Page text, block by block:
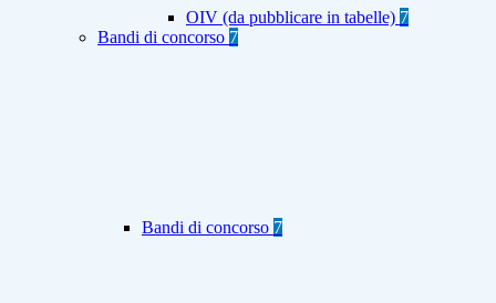
OIV (da pubblicare in tabelle) 7
Bandi di concorso 7
Bandi di concorso 7